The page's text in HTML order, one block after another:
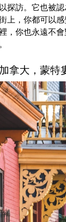
探訪。它也被
上，你都可以
，你也永遠不
拿大，蒙特